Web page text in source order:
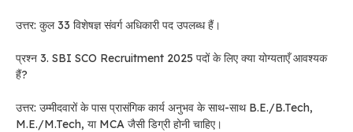
उत्तर: कुल 33 विशेषज्ञ संवर्ग अधिकारी पद उपलब्ध हैं।
प्रश्न 3. SBI SCO Recruitment 2025 पदों के लिए क्या योग्यताएँ आवश्यक
हैं?
उत्तर: उम्मीदवारों के पास प्रासंगिक कार्य अनुभव के साथ-साथ B.E./B.Tech,
M.E./M.Tech, या MCA जैसी डिग्री होनी चाहिए।